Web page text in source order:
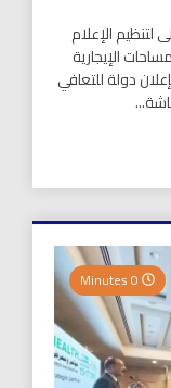
الإعلام
الإيجارية
دولة للتعافي